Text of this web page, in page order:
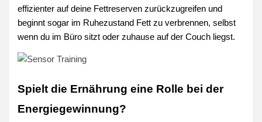
effizienter auf deine Fettreserven zurückzugreifen und
beginnt sogar im Ruhezustand Fett zu verbrennen, selbst
wenn du im Büro sitzt oder zuhause auf der Couch liegst.
Spielt die Ernährung eine Rolle bei der
Energiegewinnung?